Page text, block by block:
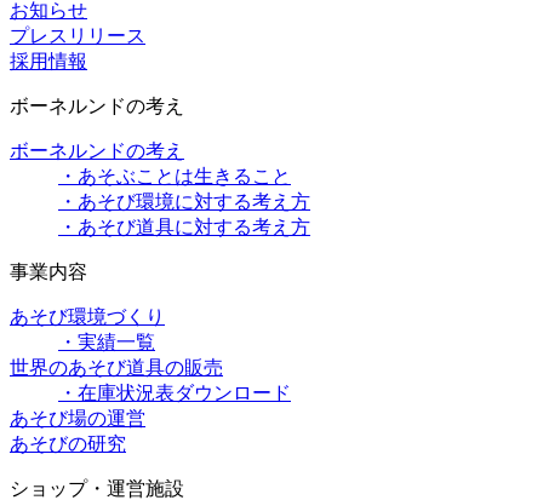
お知らせ
プレスリリース
採用情報
ボーネルンドの考え
ボーネルンドの考え
・あそぶことは生きること
・あそび環境に対する考え方
・あそび道具に対する考え方
事業内容
あそび環境づくり
・実績一覧
世界のあそび道具の販売
・在庫状況表ダウンロード
あそび場の運営
あそびの研究
ショップ・運営施設